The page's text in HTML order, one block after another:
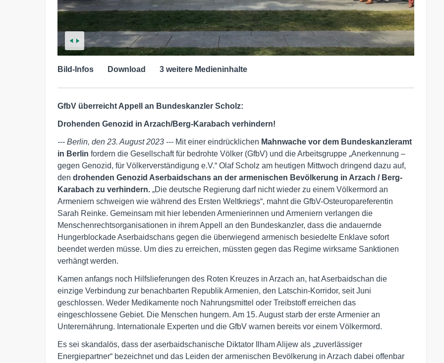
Bild-Infos Download 3 weitere Medieninhalte
GfbV überreicht Appell an Bundeskanzler Scholz:
Drohenden Genozid in Arzach/Berg-Karabach verhindern!
--- Berlin, den 23. August 2023 --- Mit einer eindrücklichen Mahnwache vor dem Bundeskanzleramt
in Berlin fordern die Gesellschaft für bedrohte Völker (GfbV) und die Arbeitsgruppe „Anerkennung –
gegen Genozid, für Völkerverständigung e.V.“ Olaf Scholz am heutigen Mittwoch dringend dazu auf,
den drohenden Genozid Aserbaidschans an der armenischen Bevölkerung in Arzach / Berg-
Karabach zu verhindern. „Die deutsche Regierung darf nicht wieder zu einem Völkermord an
Armeniern schweigen wie während des Ersten Weltkriegs“, mahnt die GfbV-Osteuropareferentin
Sarah Reinke. Gemeinsam mit hier lebenden Armenierinnen und Armeniern verlangen die
Menschenrechtsorganisationen in ihrem Appell an den Bundeskanzler, dass die andauernde
Hungerblockade Aserbaidschans gegen die überwiegend armenisch besiedelte Enklave sofort
beendet werden müsse. Um dies zu erreichen, müssten gegen das Regime wirksame Sanktionen
verhängt werden.
Kamen anfangs noch Hilfslieferungen des Roten Kreuzes in Arzach an, hat Aserbaidschan die
einzige Verbindung zur benachbarten Republik Armenien, den Latschin-Korridor, seit Juni
geschlossen. Weder Medikamente noch Nahrungsmittel oder Treibstoff erreichen das
eingeschlossene Gebiet. Die Menschen hungern. Am 15. August starb der erste Armenier an
Unterernährung. Internationale Experten und die GfbV warnen bereits vor einem Völkermord.
Es sei skandalös, dass der aserbaidschanische Diktator Ilham Alijew als „zuverlässiger
Energiepartner“ bezeichnet und das Leiden der armenischen Bevölkerung in Arzach dabei offenbar